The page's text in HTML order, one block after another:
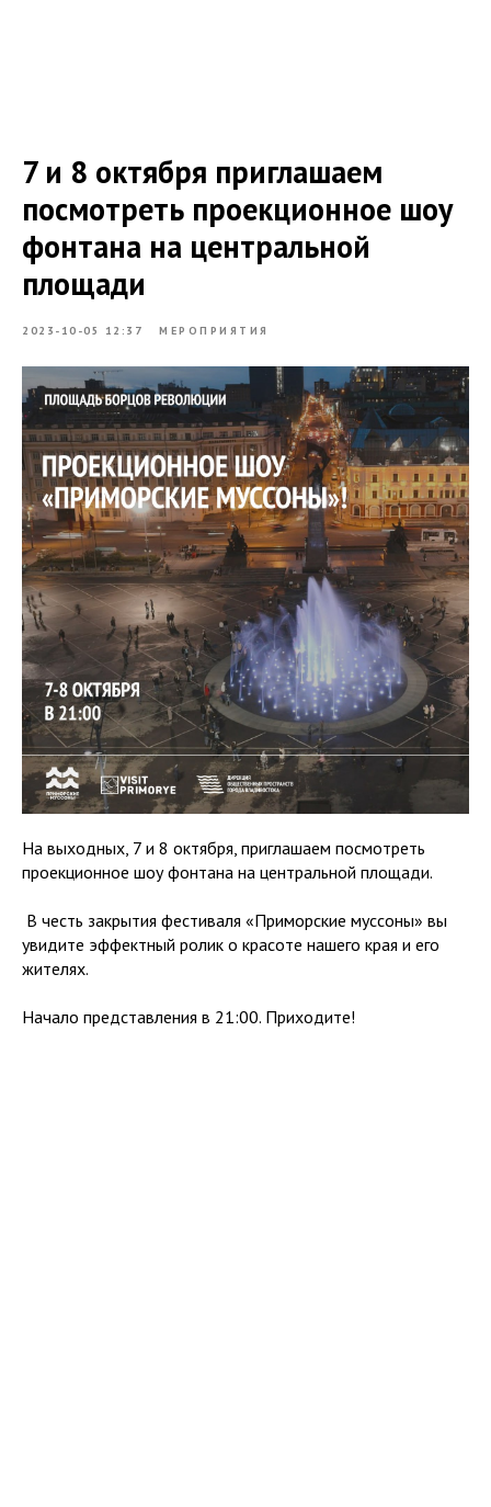
7 и 8 октября приглашаем
посмотреть проекционное шоу
фонтана на центральной
площади
2023-10-05 12:37 МЕРОПРИЯТИЯ
На выходных, 7 и 8 октября, приглашаем посмотреть
проекционное шоу фонтана на центральной площади.
️ В честь закрытия фестиваля «Приморские муссоны» вы
увидите эффектный ролик о красоте нашего края и его
жителях.
Начало представления в 21:00. Приходите!